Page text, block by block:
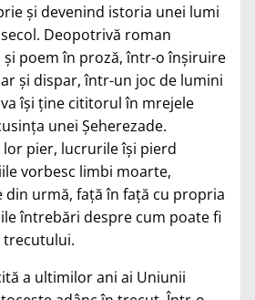
și devenind istoria unei lumi
Deopotrivă roman
poem în proză, într-o înșiruire
și dispar, într-un joc de lumini
își ține cititorul în mrejele
unei Șeherezade.
lor pier, lucrurile își pierd
vorbesc limbi moarte,
din urmă, față în față cu propria
întrebări despre cum poate fi
a ultimilor ani ai Uniunii